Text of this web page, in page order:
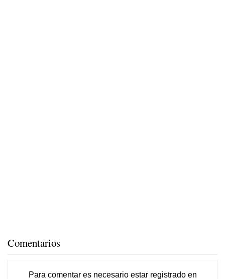
Comentarios
Para comentar es necesario estar registradoen